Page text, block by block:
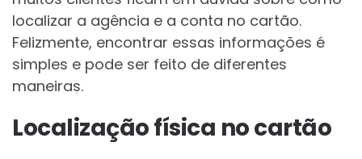
localizar a agência e a conta no cartão.
Felizmente, encontrar essas informações é
simples e pode ser feito de diferentes
maneiras.
Localização física no cartão